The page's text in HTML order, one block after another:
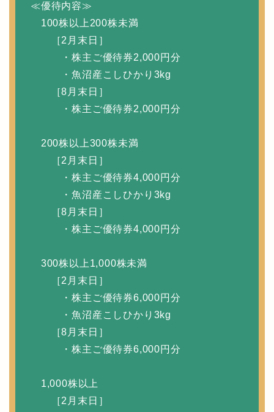
≪優待内容≫
100株以上200株未満
［2月末日］
・株主ご優待券2,000円分
・魚沼産こしひかり3kg
［8月末日］
・株主ご優待券2,000円分
200株以上300株未満
［2月末日］
・株主ご優待券4,000円分
・魚沼産こしひかり3kg
［8月末日］
・株主ご優待券4,000円分
300株以上1,000株未満
［2月末日］
・株主ご優待券6,000円分
・魚沼産こしひかり3kg
［8月末日］
・株主ご優待券6,000円分
1,000株以上
［2月末日］